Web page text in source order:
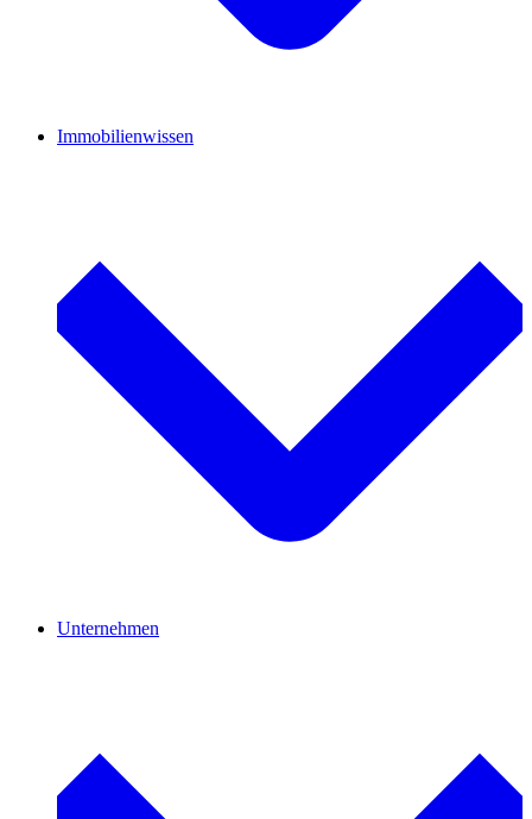
Immobilienwissen
Unternehmen